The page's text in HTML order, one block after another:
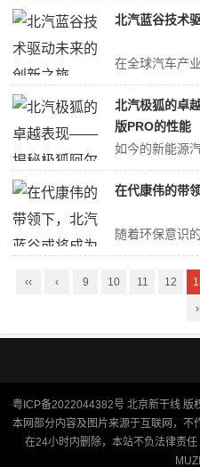
北汽蓝谷技术
北汽极狐的卓
版PRO的性能
在代康伟的带
‹‹ ‹ 9 10 11 12
粤ICP备2022044382号 北京新干线 版
本网部分内容及图片来源于互联网，不
在24小时内删除，本站不负法律责